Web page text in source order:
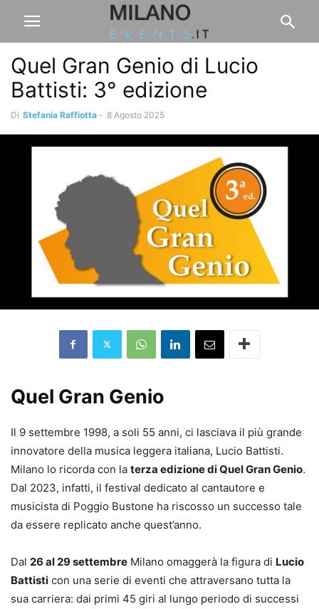
Quel Gran Genio di Lucio
Battisti: 3° edizione
Di Stefania Raffiotta - 8 Agosto 2025
Quel Gran Genio
Il 9 settembre 1998, a soli 55 anni, ci lasciava il più grande
innovatore della musica leggera italiana, Lucio Battisti.
Milano lo ricorda con la terza edizione di Quel Gran Genio.
Dal 2023, infatti, il festival dedicato al cantautore e
musicista di Poggio Bustone ha riscosso un successo tale
da essere replicato anche quest’anno.
Dal 26 al 29 settembre Milano omaggerà la figura di Lucio
Battisti con una serie di eventi che attraversano tutta la
sua carriera: dai primi 45 giri al lungo periodo di successi